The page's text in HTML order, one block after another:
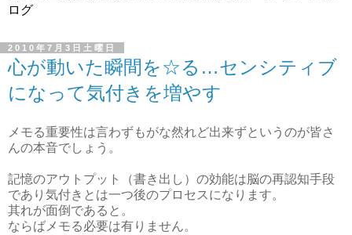
ログ
2010年7月3日土曜日
心が動いた瞬間を☆る…センシティブ
になって気付きを増やす
メモる重要性は言わずもがな然れど出来ずというのが皆さ
んの本音でしょう。
記憶のアウトプット（書き出し）の効能は脳の再認知手段
であり気付きとは一つ後のプロセスになります。
其れが面倒であると。
ならばメモる必要は有りません。